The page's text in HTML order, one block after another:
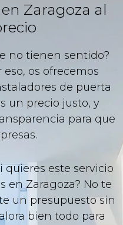
Zaragoza al
no tienen sentido?
os ofrecemos
de puerta
un precio justo, y
para que
quieres este servicio
en Zaragoza? No te
un presupuesto sin
bien todo para